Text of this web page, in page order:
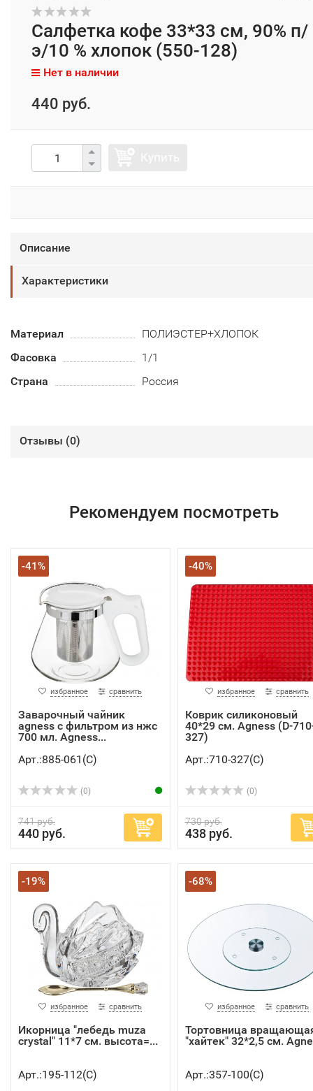
Салфетка кофе 33*33 см, 90% п/
э/10 % хлопок (550-128)
Нет в наличии
440 руб.
Описание
Характеристики
Материал
ПОЛИЭСТЕР+ХЛОПОК
Фасовка
1/1
Страна
Россия
Отзывы (0)
Рекомендуем посмотреть
-41%
избранное сравнить
Заварочный чайник
agness с фильтром из нжс
700 мл. Agness...
Арт.:885-061(C)
(0)
741 руб.
440 руб.
-40%
избранное сравнить
Коврик силиконовый
40*29 см. Agness (D-
327)
Арт.:710-327(C)
(0)
730 руб.
438 руб.
-19%
избранное сравнить
Икорница "лебедь muza
crystal" 11*7 см. высота=...
Арт.:195-112(C)
-68%
избранное сравнить
Тортовница
"хайтек" 32*2,5 см.
Арт.:357-100(C)